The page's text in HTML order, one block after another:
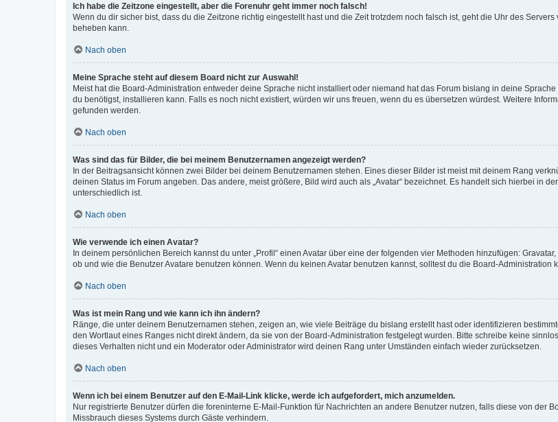
Ich habe die Zeitzone eingestellt, aber die Forenuhr geht immer noch falsch!
Wenn du dir sicher bist, dass du die Zeitzone richtig eingestellt hast und die Zeit trotzdem noch falsch ist, geht die Uhr des
beheben kann.
Nach oben
Meine Sprache steht auf diesem Board nicht zur Auswahl!
Meist hat die Board-Administration entweder deine Sprache nicht installiert oder niemand hat das Forum bislang in deine
du benötigst, installieren kann. Falls es noch nicht existiert, würden wir uns freuen, wenn du es übersetzen würdest. Weitere
gefunden werden.
Nach oben
Was sind das für Bilder, die bei meinem Benutzernamen angezeigt werden?
In der Beitragsansicht können zwei Bilder bei deinem Benutzernamen stehen. Eines dieser Bilder ist meist mit deinem Rang
deinen Status im Forum angeben. Das andere, meist größere, Bild wird auch als „Avatar“ bezeichnet. Es handelt sich hierbei in
unterschiedlich ist.
Nach oben
Wie verwende ich einen Avatar?
In deinem persönlichen Bereich kannst du unter „Profil“ einen Avatar über eine der folgenden vier Methoden hinzufügen:
ob und wie die Benutzer Avatare benutzen können. Wenn du keinen Avatar benutzen kannst, solltest du die Board-Administration
Nach oben
Was ist mein Rang und wie kann ich ihn ändern?
Ränge, die unter deinem Benutzernamen stehen, zeigen an, wie viele Beiträge du bislang erstellt hast oder identifizieren
den Wortlaut eines Ranges nicht direkt ändern, da sie von der Board-Administration festgelegt wurden. Bitte schreibe keine
dieses Verhalten nicht und ein Moderator oder Administrator wird deinen Rang unter Umständen einfach wieder zurücksetzen.
Nach oben
Wenn ich bei einem Benutzer auf den E-Mail-Link klicke, werde ich aufgefordert, mich anzumelden.
Nur registrierte Benutzer dürfen die foreninterne E-Mail-Funktion für Nachrichten an andere Benutzer nutzen, falls diese von der
Missbrauch dieses Systems durch Gäste verhindern.